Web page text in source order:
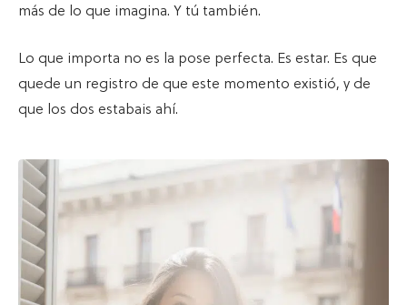
más de lo que imagina. Y tú también.
Lo que importa no es la pose perfecta. Es estar. Es que
quede un registro de que este momento existió, y de
que los dos estabais ahí.